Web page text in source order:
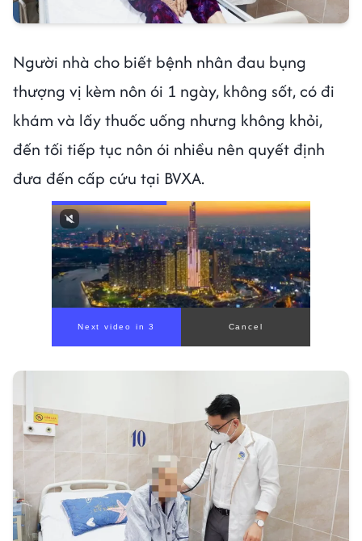
Người nhà cho biết bệnh nhân đau bụng
thượng vị kèm nôn ói 1 ngày, không sốt, có đi
khám và lấy thuốc uống nhưng không khỏi,
đến tối tiếp tục nôn ói nhiều nên quyết định
đưa đến cấp cứu tại BVXA.
Next video in 1 Cancel